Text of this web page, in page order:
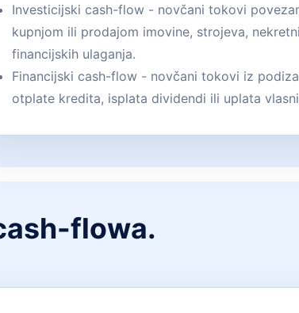
Investicijski cash-flow - novčani tokovi
kupnjom ili prodajom imovine, strojeva,
financijskih ulaganja.
Financijski cash-flow - novčani tokovi iz
otplate kredita, isplata dividendi ili uplata
flowa.